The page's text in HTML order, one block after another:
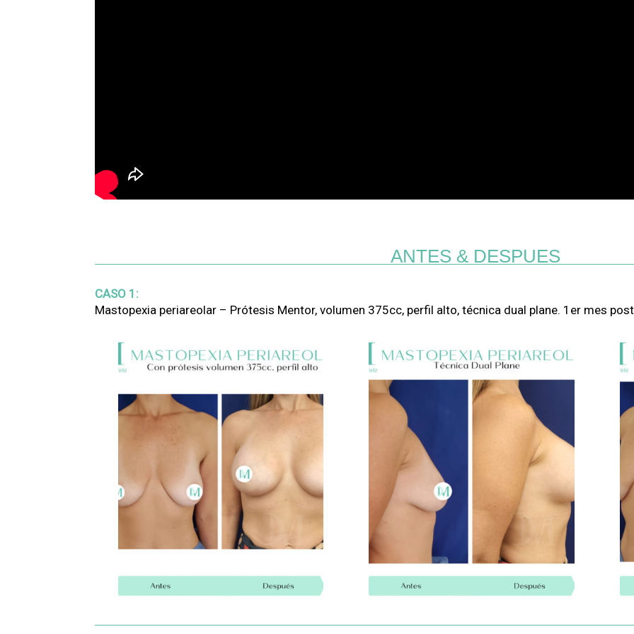
ANTES & DESPUES
CASO 1:
Mastopexia periareolar – Prótesis Mentor, volumen 375cc, perfil alto, técnica dual plane. 1er mes